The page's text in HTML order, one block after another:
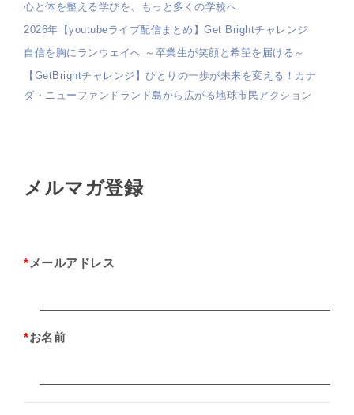
心と体を整える学びを、もっと多くの学校へ
2026年【youtubeライブ配信まとめ】Get Brightチャレンジ
自信を胸にランウェイへ ～卒業生が笑顔と希望を届ける～
【GetBrightチャレンジ】ひとりの一歩が未来を変える！カナ
ダ・ニューファンドランド島から広がる地球市民アクション
メルマガ登録
* メールアドレス
*お名前